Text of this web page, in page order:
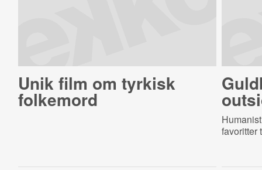
Unik film om tyrkisk
folkemord
favoritter